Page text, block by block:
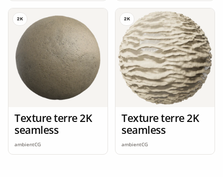
2K
Texture terre 2K
seamless
ambientCG
2K
Texture terre 2K
seamless
ambientCG